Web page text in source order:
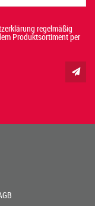
regelmäßig
Produktsortiment per